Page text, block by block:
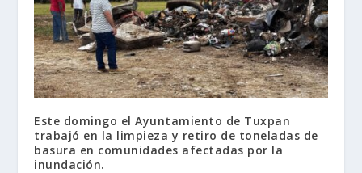
Este domingo el Ayuntamiento de Tuxpan
trabajó en la limpieza y retiro de toneladas de
basura en comunidades afectadas por la
inundación.